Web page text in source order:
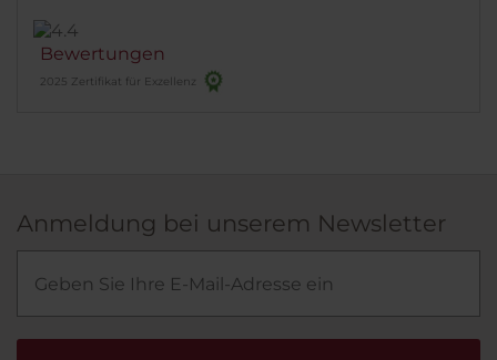
Bewertungen
2025 Zertifikat für Exzellenz
Anmeldung bei unserem Newsletter